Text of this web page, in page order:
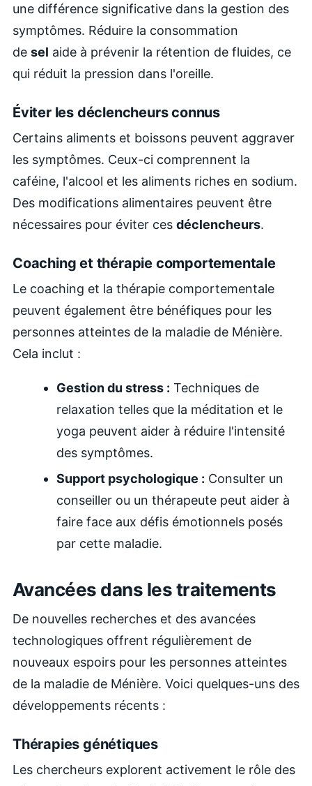
une différence significative dans la gestion des
symptômes. Réduire la consommation
de sel aide à prévenir la rétention de fluides, ce
qui réduit la pression dans l'oreille.
Éviter les déclencheurs connus
Certains aliments et boissons peuvent aggraver
les symptômes. Ceux-ci comprennent la
caféine, l'alcool et les aliments riches en sodium.
Des modifications alimentaires peuvent être
nécessaires pour éviter ces déclencheurs.
Coaching et thérapie comportementale
Le coaching et la thérapie comportementale
peuvent également être bénéfiques pour les
personnes atteintes de la maladie de Ménière.
Cela inclut :
Gestion du stress : Techniques de
relaxation telles que la méditation et le
yoga peuvent aider à réduire l'intensité
des symptômes.
Support psychologique : Consulter un
conseiller ou un thérapeute peut aider à
faire face aux défis émotionnels posés
par cette maladie.
Avancées dans les traitements
De nouvelles recherches et des avancées
technologiques offrent régulièrement de
nouveaux espoirs pour les personnes atteintes
de la maladie de Ménière. Voici quelques-uns des
développements récents :
Thérapies génétiques
Les chercheurs explorent activement le rôle des